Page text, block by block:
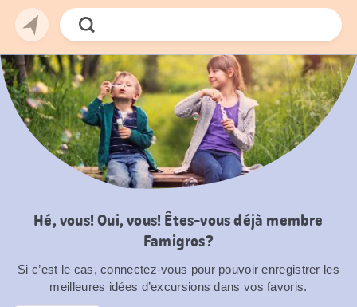
Chercher
Hé, vous! Oui, vous! Êtes-vous déjà membre
Famigros?
Si c’est le cas, connectez-vous pour pouvoir enregistrer les
meilleures idées d’excursions dans vos favoris.